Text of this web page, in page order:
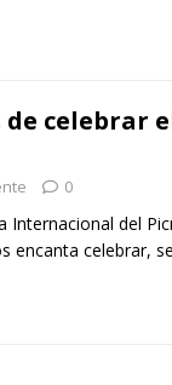
celebrar
0
Internacional del
encanta celebrar,